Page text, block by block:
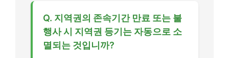
Q. 지역권의 존속기간 만료 또는 불
행사 시 지역권 등기는 자동으로 소
멸되는 것입니까?